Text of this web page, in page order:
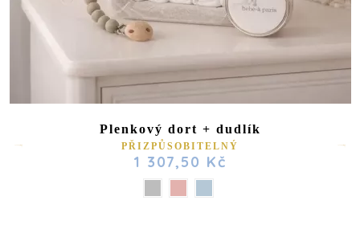
Plenkový dort + dudlík
PŘIZPŮSOBITELNÝ
1 307,50 Kč